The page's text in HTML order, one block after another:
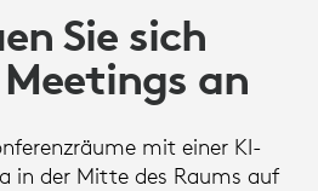
Sie sich
an
mit einer KI-
in der Mitte des Raums auf